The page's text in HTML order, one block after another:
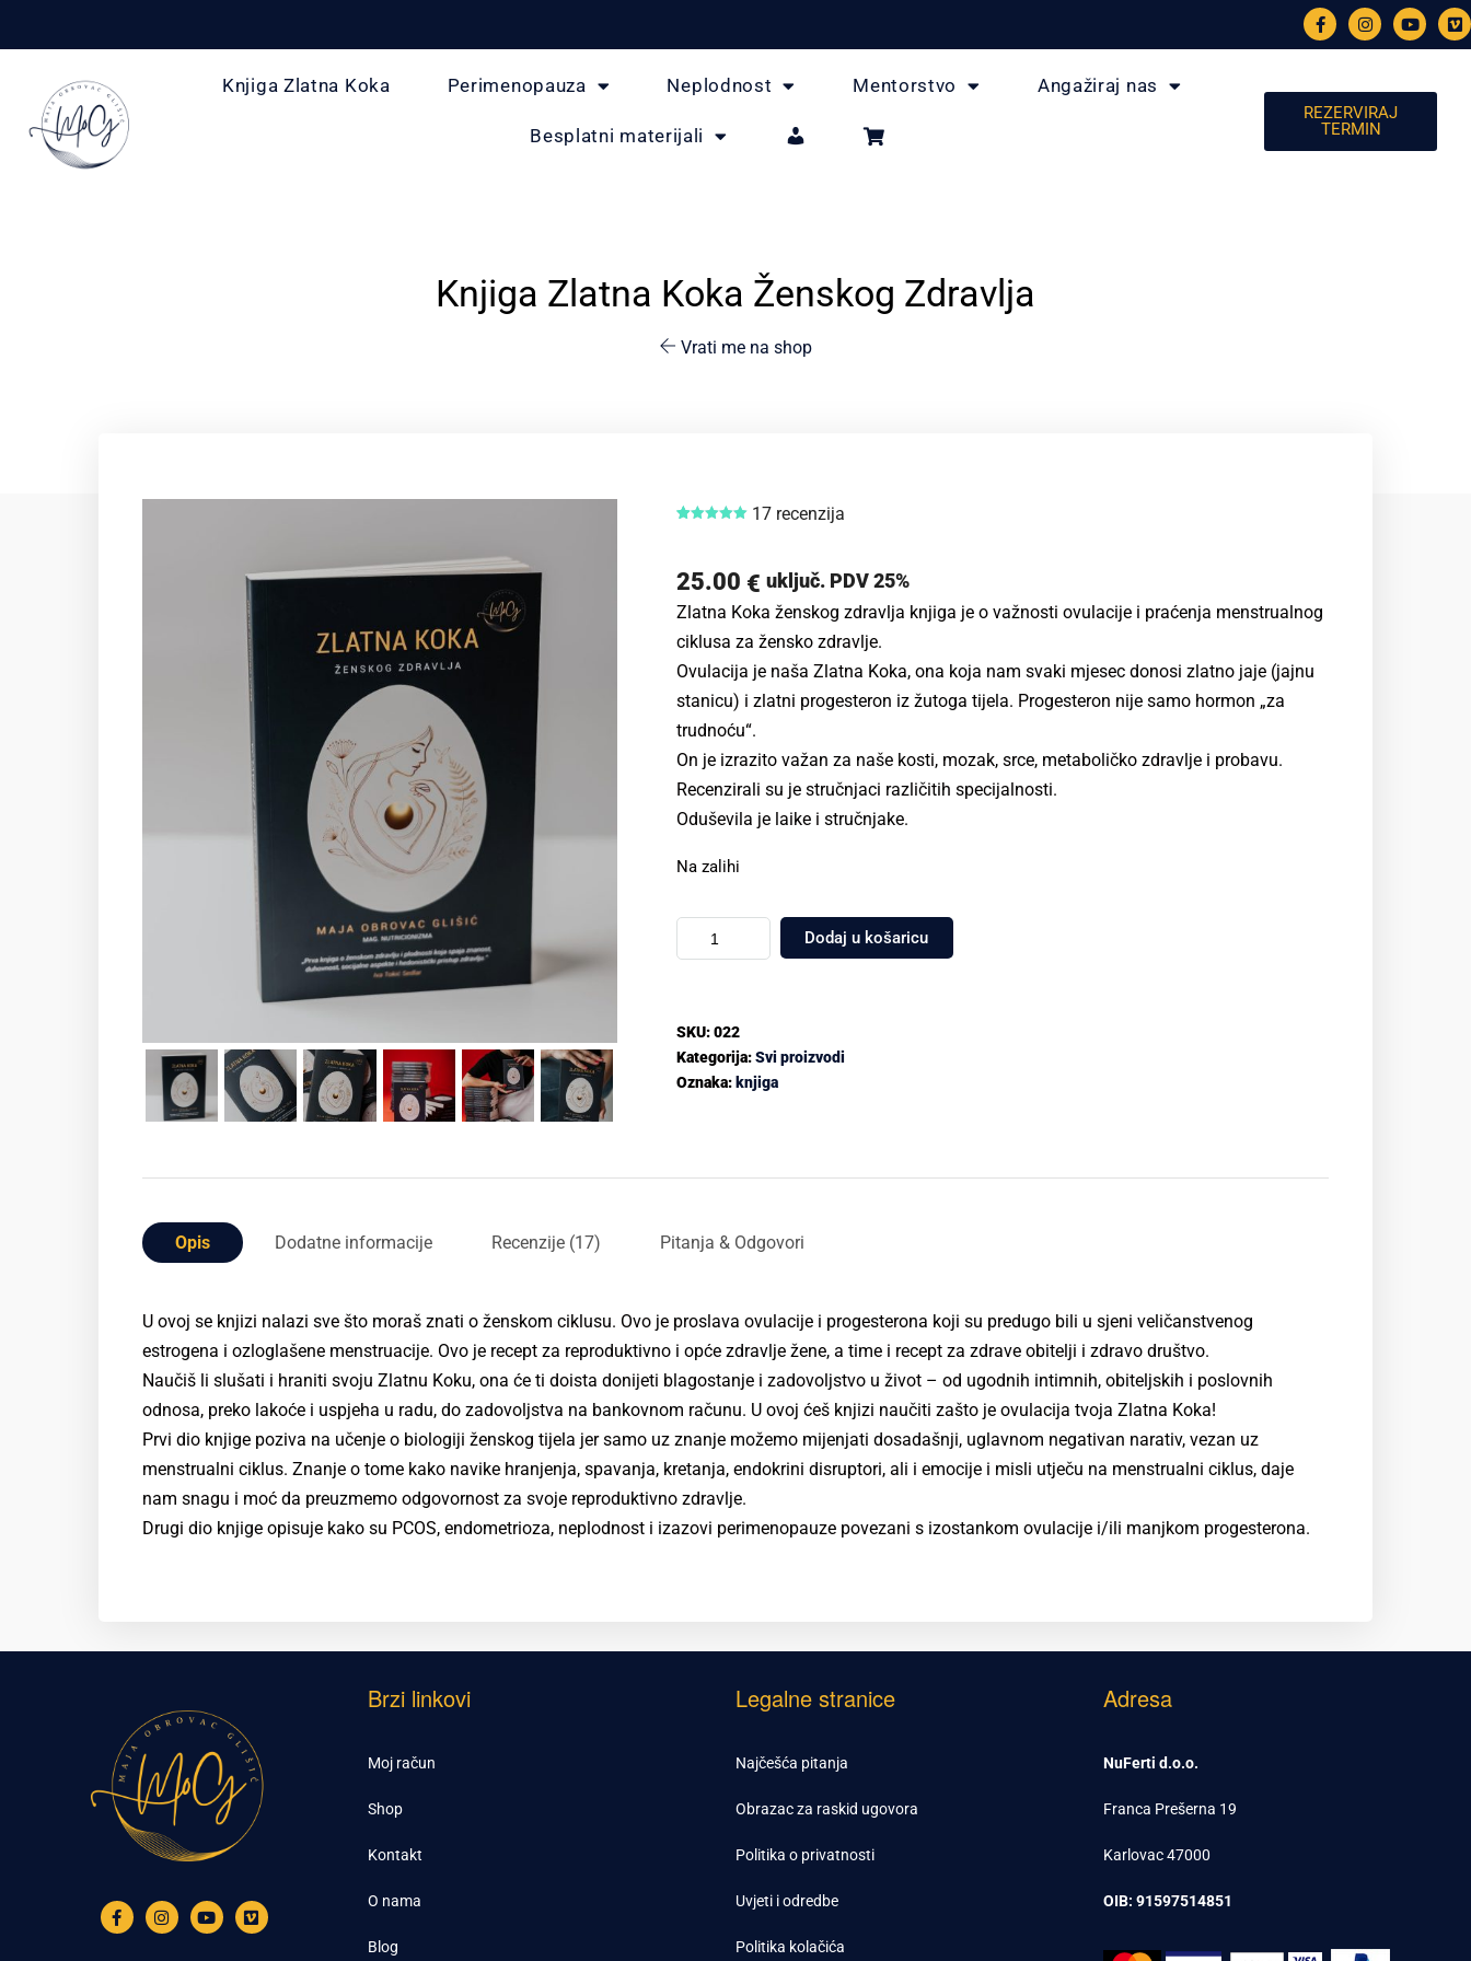
Knjiga Zlatna Koka Perimenopauza Neplodnost Mentorstvo Angažiraj nas
Besplatni materijali
REZERVIRAJ
TERMIN
Knjiga Zlatna Koka Ženskog Zdravlja
Vrati me na shop
5 (
korisnika)
17recenzija
25.00 € uključ. PDV 25%
Zlatna Koka ženskog zdravlja knjiga je o važnosti ovulacije i praćenja menstrualnog
ciklusa za žensko zdravlje.
Ovulacija je naša Zlatna Koka, ona koja nam svaki mjesec donosi zlatno jaje (jajnu
stanicu) i zlatni progesteron iz žutoga tijela. Progesteron nije samo hormon „za
trudnoću“.
On je izrazito važan za naše kosti, mozak, srce, metaboličko zdravlje i probavu.
Recenzirali su je stručnjaci različitih specijalnosti.
Oduševila je laike i stručnjake.
Na zalihi
Dodaj u košaricu
SKU:022
Kategorija:Svi proizvodi
Oznaka:knjiga
Opis Dodatne informacije Recenzije (17) Pitanja & Odgovori
U ovoj se knjizi nalazi sve što moraš znati o ženskom ciklusu. Ovo je proslava ovulacije i progesterona koji su predugo bili u sjeni veličanstvenog
estrogena i ozloglašene menstruacije. Ovo je recept za reproduktivno i opće zdravlje žene, a time i recept za zdrave obitelji i zdravo društvo.
Naučiš li slušati i hraniti svoju Zlatnu Koku, ona će ti doista donijeti blagostanje i zadovoljstvo u život – od ugodnih intimnih, obiteljskih i poslovnih
odnosa, preko lakoće i uspjeha u radu, do zadovoljstva na bankovnom računu. U ovoj ćeš knjizi naučiti zašto je ovulacija tvoja Zlatna Koka!
Prvi dio knjige poziva na učenje o biologiji ženskog tijela jer samo uz znanje možemo mijenjati dosadašnji, uglavnom negativan narativ, vezan uz
menstrualni ciklus. Znanje o tome kako navike hranjenja, spavanja, kretanja, endokrini disruptori, ali i emocije i misli utječu na menstrualni ciklus, daje
nam snagu i moć da preuzmemo odgovornost za svoje reproduktivno zdravlje.
Drugi dio knjige opisuje kako su PCOS, endometrioza, neplodnost i izazovi perimenopauze povezani s izostankom ovulacije i/ili manjkom progesterona.
Brzi linkovi
Moj račun
Shop
Kontakt
O nama
Blog
Legalne stranice
Najčešća pitanja
Obrazac za raskid ugovora
Politika o privatnosti
Uvjeti i odredbe
Politika kolačića
Adresa
NuFerti d.o.o.
Franca Prešerna 19
Karlovac 47000
OIB: 91597514851